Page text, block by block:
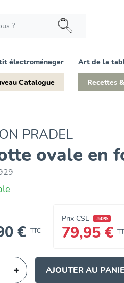
électroménager Art de la
Catalogue Recettes
PRADEL
ovale en
€ TTC
Prix CSE -50%
79,95 €
+ AJOUTER AU